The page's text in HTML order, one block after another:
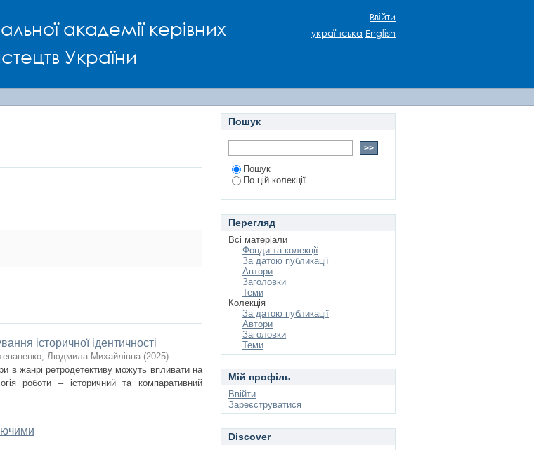
академії керівних
України
Ввійти
українська English
історичної ідентичності
Людмила Михайлівна (2025)
в жанрі ретродетективу можуть впливати на
роботи – історичний та компаративний
Пошук
Пошук
По цій колекції
Перегляд
Всі матеріали
Фонди та колекції
За датою публикації
Автори
Заголовки
Теми
Колекція
За датою публикації
Автори
Заголовки
Теми
Мій профіль
Ввійти
Зареєструватися
Discover